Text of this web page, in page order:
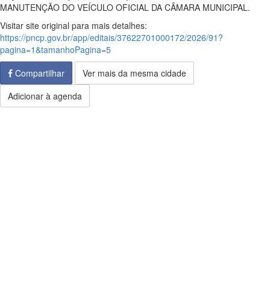
MANUTENÇÃO DO VEÍCULO OFICIAL DA CÂMARA MUNICIPAL.
Visitar site original para mais detalhes:
https://pncp.gov.br/app/editais/37622701000172/2026/91?
pagina=1&tamanhoPagina=5
Compartilhar
Ver mais da mesma cidade
Adicionar à agenda